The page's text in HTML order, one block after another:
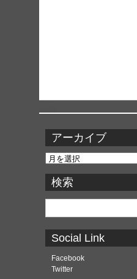
アーカイブ
ア
カ
イ
ブ
検索
検
Social Link
Facebook
Twitter